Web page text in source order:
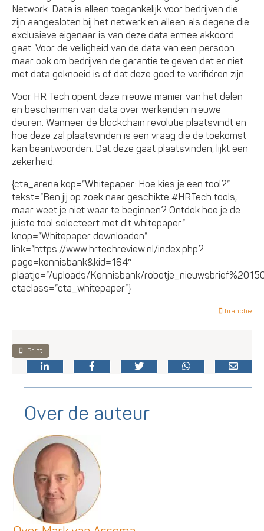
Network. Data is alleen toegankelijk voor bedrijven die
zijn aangesloten bij het netwerk en alleen als degene die
exclusieve eigenaar is van deze data ermee akkoord
gaat. Voor de veiligheid van de data van een persoon
maar ook om bedrijven de garantie te geven dat er niet
met data geknoeid is of dat deze goed te verifiëren zijn.
Voor HR Tech opent deze nieuwe manier van het delen
en beschermen van data over werkenden nieuwe
deuren. Wanneer de blockchain revolutie plaatsvindt en
hoe deze zal plaatsvinden is een vraag die de toekomst
kan beantwoorden. Dat deze gaat plaatsvinden, lijkt een
zekerheid.
{cta_arena kop=”Whitepaper: Hoe kies je een tool?”
tekst=”Ben jij op zoek naar geschikte #HRTech tools,
maar weet je niet waar te beginnen? Ontdek hoe je de
juiste tool selecteert met dit whitepaper.”
knop=”Whitepaper downloaden”
link=”https://www.hrtechreview.nl/index.php?
page=kennisbank&kid=164″
plaatje=”/uploads/Kennisbank/
ctaclass=”cta_whitepaper”}
branche
Print
Over de auteur